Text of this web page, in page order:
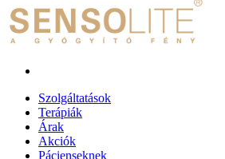
Szolgáltatások
Terápiák
Árak
Akciók
Pácienseknek